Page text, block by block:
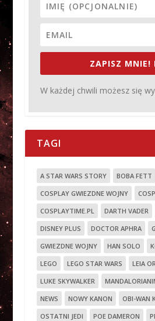
ZAPISZ MNIE!
W każdej chwili możesz się
TAGI
A STAR WARS STORY BOBA FETT
COSPLAY GWIEZDNE WOJNY
COSPLAYTIME.PL
DARTH VADER
DISNEY PLUS
DOCTOR APHRA
GWIEZDNE WOJNY
HAN SOLO
LEGO
LEGO STAR WARS LEIA
LUKE SKYWALKER
NEWS
NOWY KANON
OBI-WAN
OSTATNI JEDI
POE DAMERON